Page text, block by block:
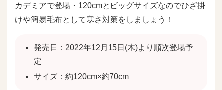
カデミアで登場・120cmとビッグサイズなのでひざ掛
けや簡易毛布として寒さ対策をしましょう！
発売日：2022年12月15日(木)より順次登場予
定
サイズ：約120cm×約70cm